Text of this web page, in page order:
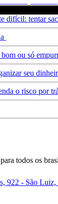
difícil: tentar
ou só
seu
o risco por
todos os
922 - São